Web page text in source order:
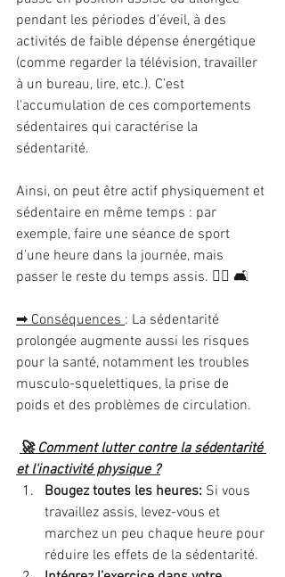
pendant les périodes d’éveil, à des
activités de faible dépense énergétique
(comme regarder la télévision, travailler
à un bureau, lire, etc.). C’est
l'accumulation de ces comportements
sédentaires qui caractérise la
sédentarité.
Ainsi, on peut être actif physiquement et
sédentaire en même temps : par
exemple, faire une séance de sport
d’une heure dans la journée, mais
passer le reste du temps assis. 🏃‍♂️ 🛋
➡ Conséquences : La sédentarité
prolongée augmente aussi les risques
pour la santé, notamment les troubles
musculo-squelettiques, la prise de
poids et des problèmes de circulation.
🚀 Comment lutter contre la sédentarité
et l'inactivité physique ?
Bougez toutes les heures: Si vous
travaillez assis, levez-vous et
marchez un peu chaque heure pour
réduire les effets de la sédentarité.